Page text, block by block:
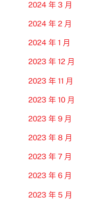
2024 年 3 月
2024 年 2 月
2024 年 1 月
2023 年 12 月
2023 年 11 月
2023 年 10 月
2023 年 9 月
2023 年 8 月
2023 年 7 月
2023 年 6 月
2023 年 5 月